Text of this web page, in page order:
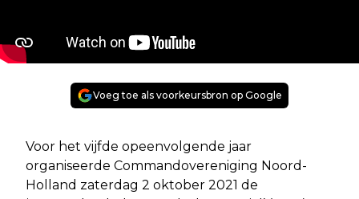
Voeg toe als voorkeursbron op Google
Voor het vijfde opeenvolgende jaar
organiseerde Commandovereniging Noord-
Holland zaterdag 2 oktober 2021 de